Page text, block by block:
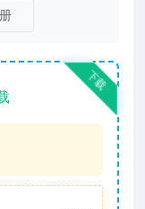
下载